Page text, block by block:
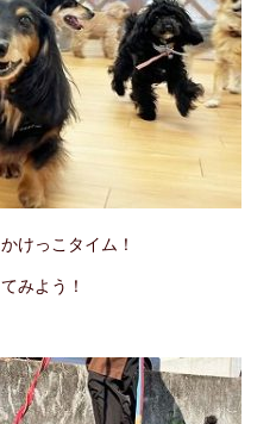
けっこタイム！
みよう！